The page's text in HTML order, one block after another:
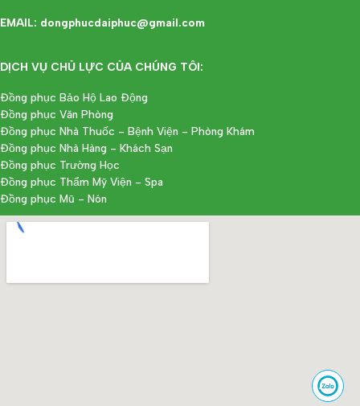
EMAIL: dongphucdaiphuc@gmail.com
DỊCH VỤ CHỦ LỰC CỦA CHÚNG TÔI:
Đồng phục Bảo Hộ Lao Động
Đồng phục Văn Phòng
Đồng phục Nhà Thuốc - Bệnh Viện - Phòng Khám
Đồng phục Nhà Hàng - Khách Sạn
Đồng phục Trường Học
Đồng phục Thẩm Mỹ Viện - Spa
Đồng phục Mũ - Nón